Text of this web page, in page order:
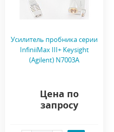
Усилитель пробника серии
InfiniiMax III+ Keysight
(Agilent) N7003A
Цена по
запросу